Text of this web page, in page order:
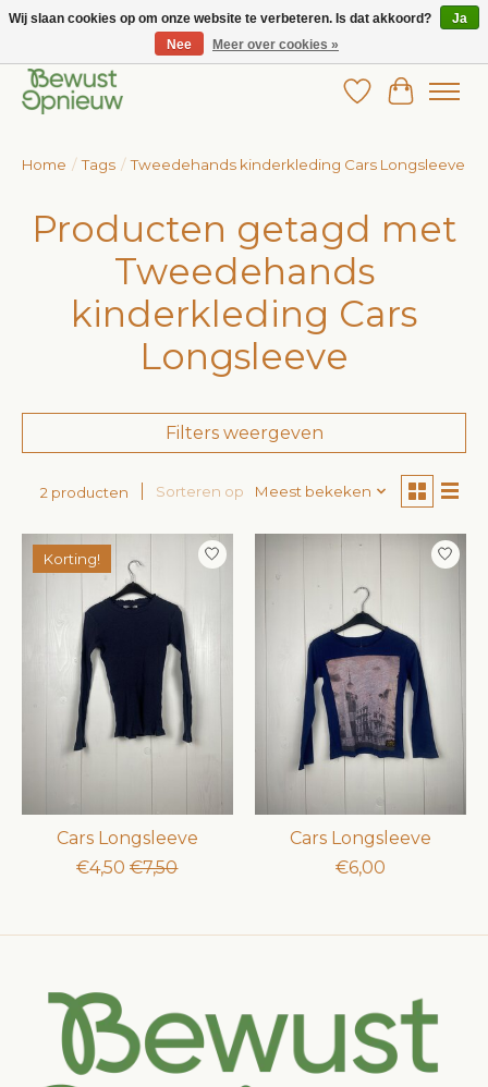
Wij bieden het grootste aanbod in betaalbare kinderkleding!
Verlanglijst
Home / Tags / Tweedehands kinderkleding Cars Longsleeve
Producten getagd met
Tweedehands
kinderkleding Cars
Longsleeve
Filters weergeven
2 producten Sorteren op Meest bekeken
Korting!
Cars Longsleeve
€4,50 €7,50
Cars Longsleeve
€6,00
Wij slaan cookies op om onze website te verbeteren. Is dat akkoord?
Ja
Nee
Meer over cookies »